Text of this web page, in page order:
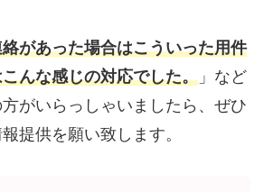
があった場合はこういった用件
んな感じの対応でした。 」など
がいらっしゃいましたら、ぜひ
提供を願い致します。